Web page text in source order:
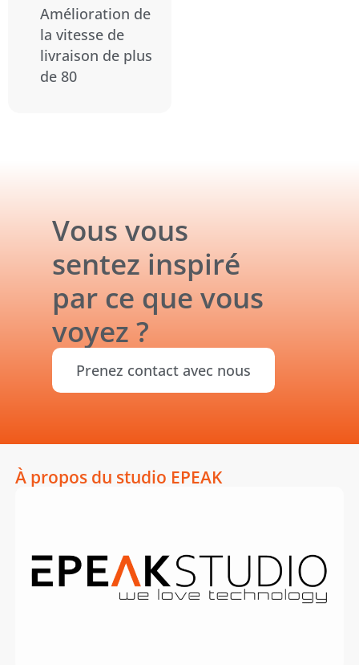
Amélioration de
la vitesse de
livraison de plus
de 80
Vous vous
sentez inspiré
par ce que vous
voyez ?
Prenez contact avec nous
À propos du studio EPEAK